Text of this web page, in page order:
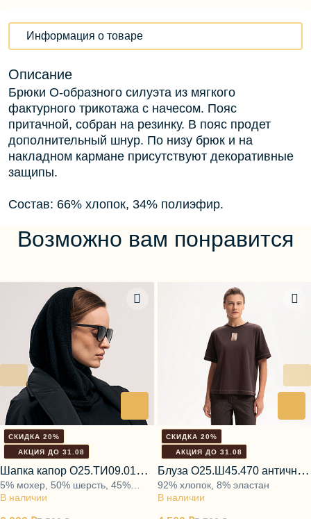
Информация о товаре
Описание
Брюки О-образного силуэта из мягкого
фактурного трикотажа с начесом. Пояс
притачной, собран на резинку. В пояс продет
дополнительный шнур. По низу брюк и на
накладном кармане присутствуют декоративные
защипы.
Состав: 66% хлопок, 34% полиэфир.
Возможно вам понравится
СКИДКА 20%
АКЦИЯ ДО 31.08
В наличии
Шапка капор О25.ТИ09.013
бесконечный чёрный
5% мохер, 50% шерсть, 45%
нейлон
СКИДКА 20%
АКЦИЯ ДО 31.08
В наличии
Блуза О25.Ш45.470 античная
земля
92% хлопок, 8% эластан